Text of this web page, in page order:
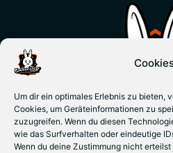
Um dir ein optimales Erlebnis zu bieten,
Cookies, um Geräteinformationen zu
zuzugreifen. Wenn du diesen
wie das Surfverhalten oder eindeutige
Wenn du deine Zustimmung nicht